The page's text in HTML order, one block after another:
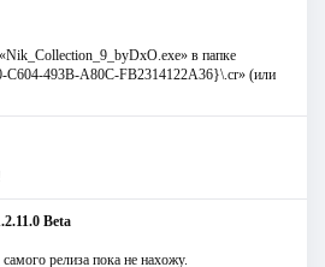
в папке
C604-493B-A80C-FB2314122A36}\.cr» (или
Beta
релиза пока не нахожу.